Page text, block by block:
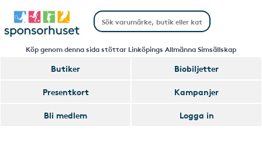
Köp genom denna sida stöttar Linköpings Allmänna Simsällskap
Butiker
Biobiljetter
Presentkort
Kampanjer
Bli medlem
Logga in